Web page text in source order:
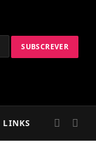
LINKS